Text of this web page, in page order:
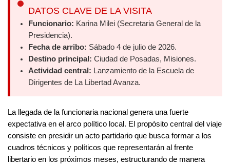
DATOS CLAVE DE LA VISITA
Funcionario: Karina Milei (Secretaria General de la
Presidencia).
Fecha de arribo: Sábado 4 de julio de 2026.
Destino principal: Ciudad de Posadas, Misiones.
Actividad central: Lanzamiento de la Escuela de
Dirigentes de La Libertad Avanza.
La llegada de la funcionaria nacional genera una fuerte
expectativa en el arco político local. El propósito central del viaje
consiste en presidir un acto partidario que busca formar a los
cuadros técnicos y políticos que representarán al frente
libertario en los próximos meses, estructurando de manera